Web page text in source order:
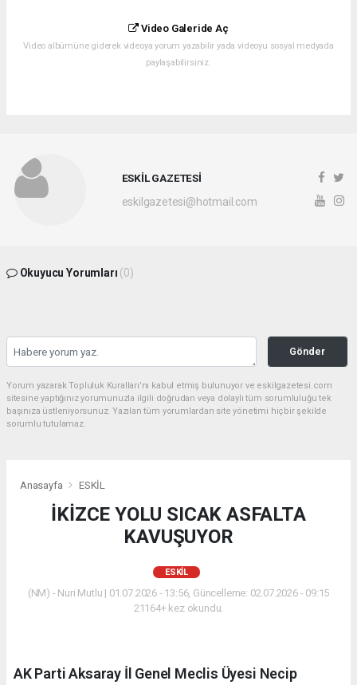
Video Galeride Aç
Video albümüne giderek videoya yorum yazabilir yada videoyu sosyal medyada
paylaşabilirsiniz.
ESKİL GAZETESİ
eskilgazetesi@hotmail.com
Okuyucu Yorumları (0)
Gönder
Yorum yazarak Topluluk Kuralları’nı kabul etmiş bulunuyor ve eskilgazetesi.com
sitesine yaptığınız yorumunuzla ilgili doğrudan veya dolaylı tüm sorumluluğu tek
başınıza üstleniyorsunuz. Yazılan tüm yorumlardan site yönetimi hiçbir şekilde
sorumlu tutulamaz.
Anasayfa ESKİL
İKİZCE YOLU SICAK ASFALTA
KAVUŞUYOR
ESKİL
(NM) - Nuri Mutlu | 01.07.2026 - 13:56, Güncelleme: 02.07.2026 - 09:15
21164+ kez okundu.
AK Parti Aksaray İl Genel Meclis Üyesi Necip